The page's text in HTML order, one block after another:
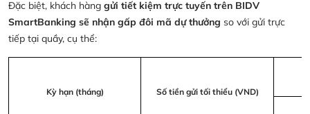
Đặc biệt, khách hàng gửi tiết kiệm trực tuyến trên BIDV
SmartBanking sẽ nhận gấp đôi mã dự thưởng so với gửi trực
tiếp tại quầy, cụ thể:
Kỳ hạn (tháng) Số tiền gửi tối thiểu (VND)